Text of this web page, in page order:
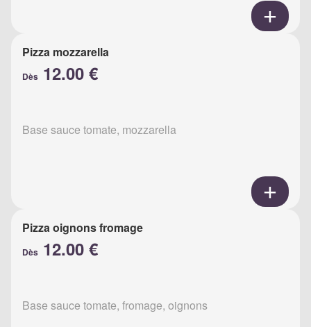
Pizza mozzarella
Dès 12.00 €
Base sauce tomate, mozzarella
Pizza oignons fromage
Dès 12.00 €
Base sauce tomate, fromage, oignons